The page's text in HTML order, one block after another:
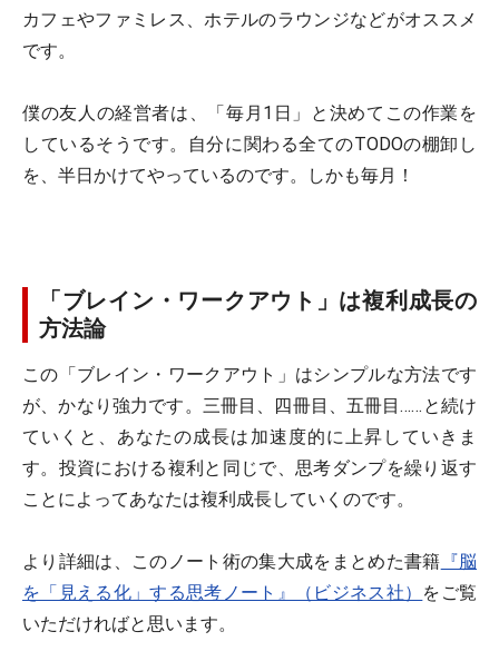
カフェやファミレス、ホテルのラウンジなどがオススメ
です。
僕の友人の経営者は、「毎月1日」と決めてこの作業を
しているそうです。自分に関わる全てのTODOの棚卸し
を、半日かけてやっているのです。しかも毎月！
「ブレイン・ワークアウト」は複利成長の
方法論
この「ブレイン・ワークアウト」はシンプルな方法です
が、かなり強力です。三冊目、四冊目、五冊目……と続け
ていくと、あなたの成長は加速度的に上昇していきま
す。投資における複利と同じで、思考ダンプを繰り返す
ことによってあなたは複利成長していくのです。
より詳細は、このノート術の集大成をまとめた書籍 『脳
を「見える化」する思考ノート』（ビジネス社） をご覧
いただければと思います。